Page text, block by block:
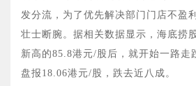
发分流，为了优先解决部门门店不盈
壮士断腕。据相关数据显示，海底捞
新高的85.8港元/股后，就开始一路走
盘报18.06港元/股，跌去近八成。